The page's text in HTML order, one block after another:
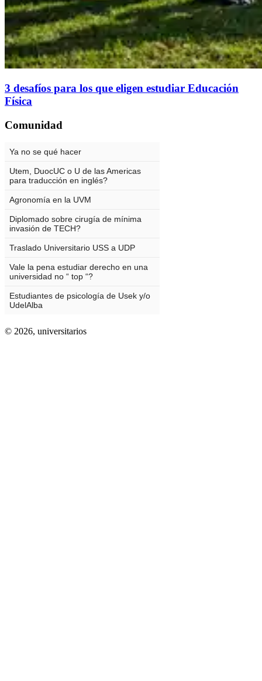
3 desafíos para los que eligen estudiar Educación
Física
Comunidad
© 2026, universitarios